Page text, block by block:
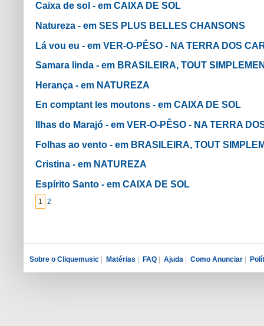
Caixa de sol - em CAIXA DE SOL
Natureza - em SES PLUS BELLES CHANSONS
Lá vou eu - em VER-O-PÊSO - NA TERRA DOS
Samara linda - em BRASILEIRA, TOUT
Herança - em NATUREZA
En comptant les moutons - em CAIXA DE SOL
Ilhas do Marajó - em VER-O-PÊSO - NA TERRA
Folhas ao vento - em BRASILEIRA, TOUT
Cristina - em NATUREZA
Espírito Santo - em CAIXA DE SOL
1 2
Sobre o Cliquemusic | Matérias | FAQ | Ajuda | Como Anunciar |